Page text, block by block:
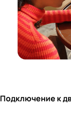
Подключение к